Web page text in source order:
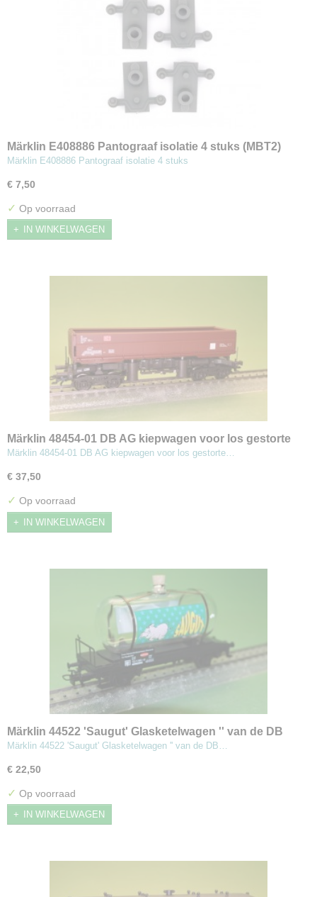
Märklin E408886 Pantograaf isolatie 4 stuks (MBT2)
Märklin E408886 Pantograaf isolatie 4 stuks
€ 7,50
✓ Op voorraad
IN WINKELWAGEN
Märklin 48454-01 DB AG kiepwagen voor los gestorte
goederen
Märklin 48454-01 DB AG kiepwagen voor los gestorte…
€ 37,50
✓ Op voorraad
IN WINKELWAGEN
Märklin 44522 'Saugut' Glasketelwagen '' van de DB
Märklin 44522 'Saugut' Glasketelwagen '' van de DB…
€ 22,50
✓ Op voorraad
IN WINKELWAGEN